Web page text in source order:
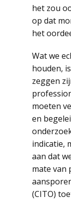
het zou
op dat
het
Wat we
houden,
zeggen
moeten
en
indicatie,
aan dat
mate van
(CITO)